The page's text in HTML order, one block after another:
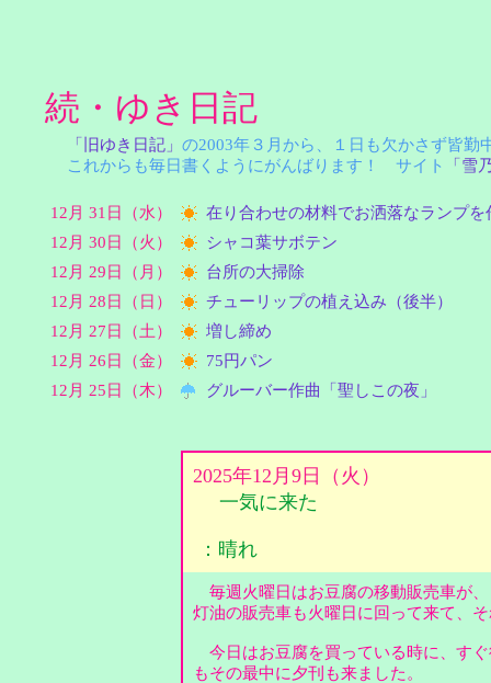
続・ゆき日記
「旧ゆき日記」 の2003年３月から、１日も欠かさず皆
これからも毎日書くようにがんばります！ サイト
「雪
12月 31日（水）
在り合わせの材料でお洒落なランプを
12月 30日（火）
シャコ葉サボテン
12月 29日（月）
台所の大掃除
12月 28日（日）
チューリップの植え込み（後半）
12月 27日（土）
増し締め
12月 26日（金）
75円パン
12月 25日（木）
グルーバー作曲「聖しこの夜」
2025年12月9日（火）
一気に来た
：晴れ
毎週火曜日はお豆腐の移動販売車が
灯油の販売車も火曜日に回って来て、
今日はお豆腐を買っている時に、す
もその最中に夕刊も来ました。